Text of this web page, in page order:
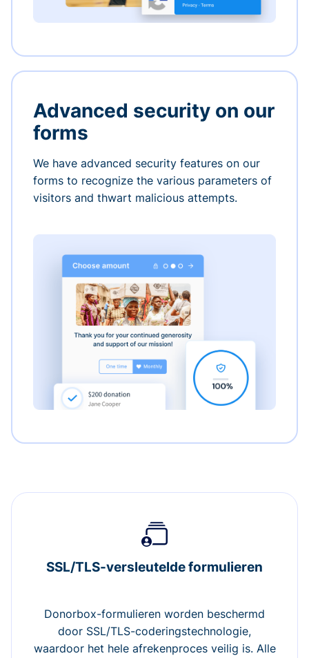
Advanced security on our
forms
We have advanced security features on our
forms to recognize the various parameters of
visitors and thwart malicious attempts.
SSL/TLS-versleutelde formulieren
Donorbox-formulieren worden beschermd
door SSL/TLS-coderingstechnologie,
waardoor het hele afrekenproces veilig is. Alle